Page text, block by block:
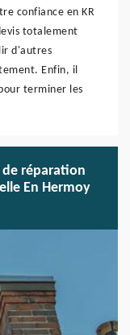
confiance en KR
totalement
d'autres
Enfin, il
terminer les
de réparation
En Hermoy